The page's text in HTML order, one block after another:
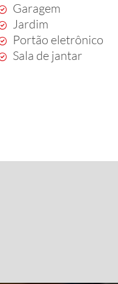
Garagem
Jardim
Portão eletrônico
Sala de jantar